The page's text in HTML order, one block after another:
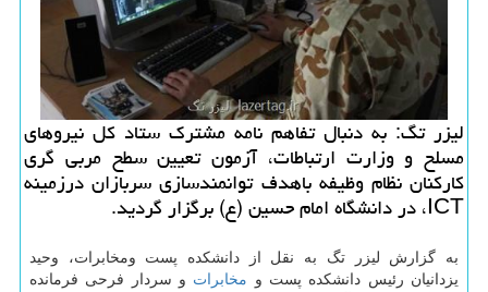
لیزر تگ: به دنبال تفاهم نامه مشترك ستاد كل نیروهای
مسلح و وزارت ارتباطات، آزمون تعیین سطح مربی گری
كاركنان نظام وظیفه باهدف توانمندسازی سربازان درزمینه
ICT، در دانشگاه امام حسین (ع) برگزار گردید.
به گزارش لیزر تگ به نقل از دانشكده پست ومخابرات، وحید
یزدانیان رئیس دانشكده پست و مخابرات و سردار فرحی فرمانده